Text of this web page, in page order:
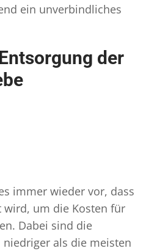
ein unverbindliches
der
immer wieder vor, dass
um die Kosten für
Dabei sind die
als die meisten